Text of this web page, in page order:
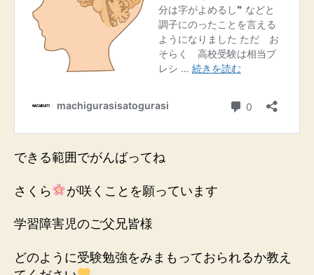
できる範囲でがんばってね
さくら が咲くことを願っています
学習障害児のご父兄皆様
どのように受験勉強をみまもっておられるか教え